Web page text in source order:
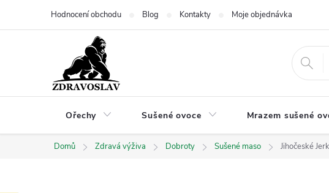
Hodnocení obchodu Blog Kontakty Moje objednávka
Ořechy Sušené ovoce Mrazem sušené
Domů Zdravá výživa Dobroty Sušené maso Jihočeské